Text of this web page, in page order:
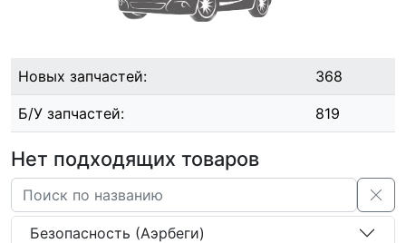
Новых запчастей: 368
Б/У запчастей: 819
Нет подходящих товаров
Безопасность (Аэрбеги)